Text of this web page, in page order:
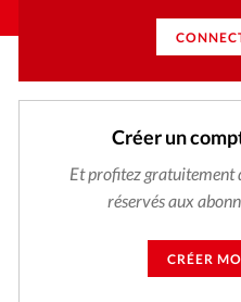
Créer un
Et profitez gratuitement
réservés aux
CRÉER